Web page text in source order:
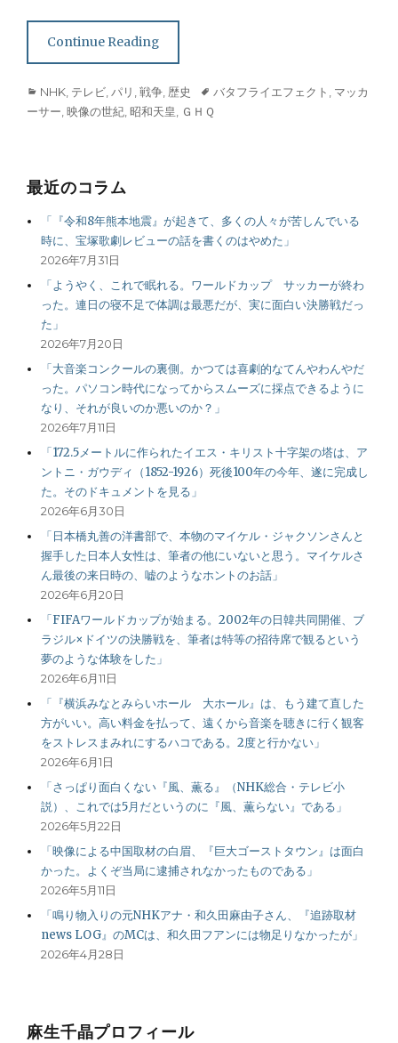
Continue Reading
Categories
NHK テレビ パリ 戦争 歴史 Tagsバタフライエフェクト
マッカ
ーサー 映像の世紀 昭和天皇 ＧＨＱ
最近のコラム
「『令和8年熊本地震』が起きて、多くの人々が苦しんでいる
時に、宝塚歌劇レビューの話を書くのはやめた」
2026年7月31日
「ようやく、これで眠れる。ワールドカップ サッカーが終わ
った。連日の寝不足で体調は最悪だが、実に面白い決勝戦だっ
た」
2026年7月20日
「大音楽コンクールの裏側。かつては喜劇的なてんやわんやだ
った。パソコン時代になってからスムーズに採点できるように
なり、それが良いのか悪いのか？」
2026年7月11日
「172.5メートルに作られたイエス・キリスト十字架の塔は、ア
ントニ・ガウディ（1852-1926）死後100年の今年、遂に完成し
た。そのドキュメントを見る」
2026年6月30日
「日本橋丸善の洋書部で、本物のマイケル・ジャクソンさんと
握手した日本人女性は、筆者の他にいないと思う。マイケルさ
ん最後の来日時の、嘘のようなホントのお話」
2026年6月20日
「FIFAワールドカップが始まる。2002年の日韓共同開催、ブ
ラジル×ドイツの決勝戦を、筆者は特等の招待席で観るという
夢のような体験をした」
2026年6月11日
「『横浜みなとみらいホール 大ホール』は、もう建て直した
方がいい。高い料金を払って、遠くから音楽を聴きに行く観客
をストレスまみれにするハコである。2度と行かない」
2026年6月1日
「さっぱり面白くない『風、薫る』（NHK総合・テレビ小
説）、これでは5月だというのに『風、薫らない』である」
2026年5月22日
「映像による中国取材の白眉、『巨大ゴーストタウン』は面白
かった。よくぞ当局に逮捕されなかったものである」
2026年5月11日
「鳴り物入りの元NHKアナ・和久田麻由子さん、『追跡取材
news LOG』のMCは、和久田フアンには物足りなかったが」
2026年4月28日
麻生千晶プロフィール